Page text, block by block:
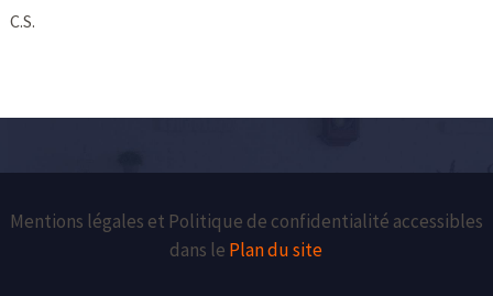
C.S.
Mentions légales et Politique de confidentialité accessibles
dans le Plan du site